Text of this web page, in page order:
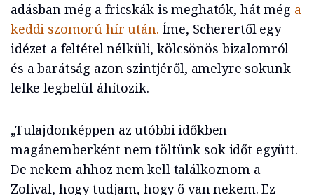
adásban még a fricskák is meghatók, hát még a
keddi szomorú hír után. Íme, Scherertől egy
idézet a feltétel nélküli, kölcsönös bizalomról
és a barátság azon szintjéről, amelyre sokunk
lelke legbelül áhítozik.
„Tulajdonképpen az utóbbi időkben
magánemberként nem töltünk sok időt együtt.
De nekem ahhoz nem kell találkoznom a
Zolival, hogy tudjam, hogy ő van nekem. Ez